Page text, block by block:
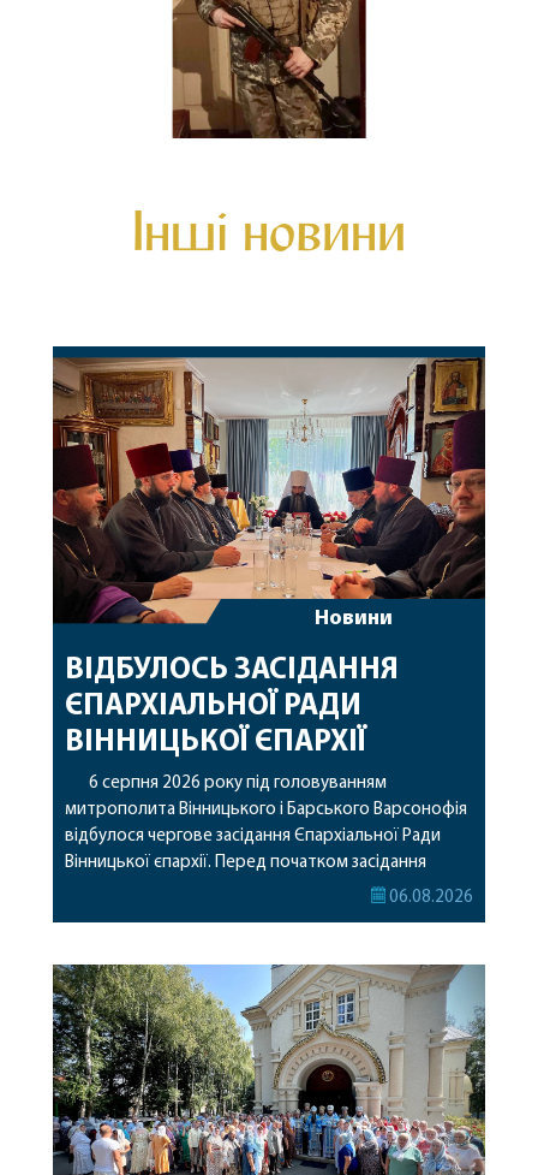
Інші новини
Новини
ВІДБУЛОСЬ ЗАСІДАННЯ
ЄПАРХІАЛЬНОЇ РАДИ
ВІННИЦЬКОЇ ЄПАРХІЇ
6 серпня 2026 року під головуванням
митрополита Вінницького і Барського Варсонофія
відбулося чергове засідання Єпархіальної Ради
Вінницької єпархії. Перед початком засідання
секретар Єпархіальної Ради від імені членів Ради
побажавши йому міцного здоров’я, Божої
допомоги, миру, духовної радості та
благословенних успіхів у подальшому
архіпастирському служінні. […]
06.08.2026